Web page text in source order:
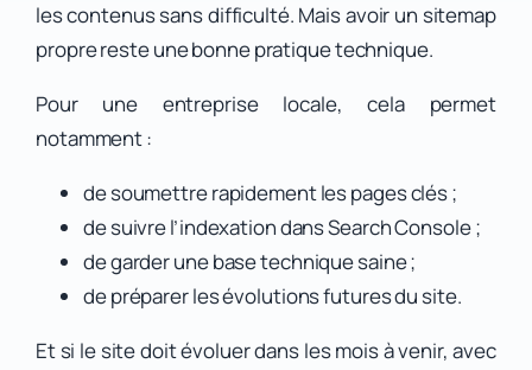
les contenus sans difficulté. Mais avoir un sitemap
propre reste une bonne pratique technique.
Pour une entreprise locale, cela permet
notamment :
de soumettre rapidement les pages clés ;
de suivre l’indexation dans Search Console ;
de garder une base technique saine ;
de préparer les évolutions futures du site.
Et si le site doit évoluer dans les mois à venir, avec